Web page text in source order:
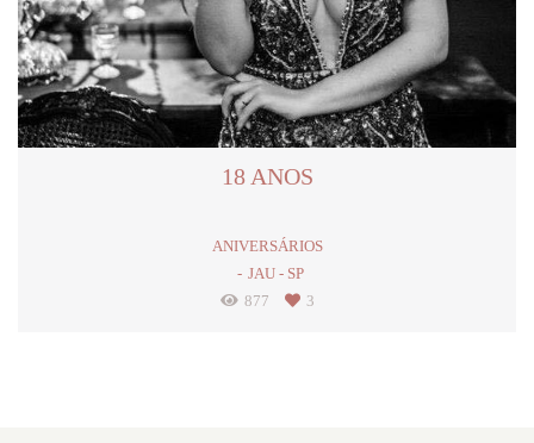
18 ANOS
ANIVERSÁRIOS
JAU - SP
877
3